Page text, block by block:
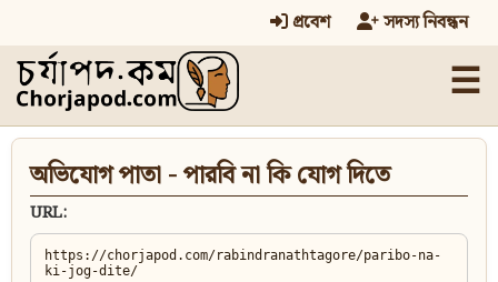
প্রবেশ সদস্য নিবন্ধন
☰
অভিযোগ পাতা - পারবি না কি যোগ দিতে
URL: